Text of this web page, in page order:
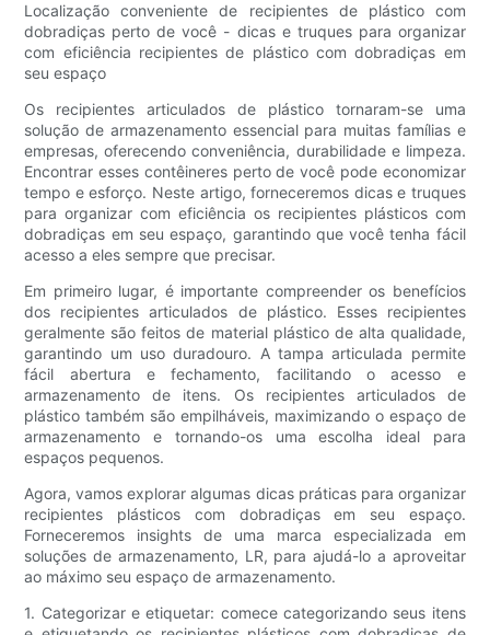
Localização conveniente de recipientes de plástico com
dobradiças perto de você - dicas e truques para organizar
com eficiência recipientes de plástico com dobradiças em
seu espaço
Os recipientes articulados de plástico tornaram-se uma
solução de armazenamento essencial para muitas famílias e
empresas, oferecendo conveniência, durabilidade e limpeza.
Encontrar esses contêineres perto de você pode economizar
tempo e esforço. Neste artigo, forneceremos dicas e truques
para organizar com eficiência os recipientes plásticos com
dobradiças em seu espaço, garantindo que você tenha fácil
acesso a eles sempre que precisar.
Em primeiro lugar, é importante compreender os benefícios
dos recipientes articulados de plástico. Esses recipientes
geralmente são feitos de material plástico de alta qualidade,
garantindo um uso duradouro. A tampa articulada permite
fácil abertura e fechamento, facilitando o acesso e
armazenamento de itens. Os recipientes articulados de
plástico também são empilháveis, maximizando o espaço de
armazenamento e tornando-os uma escolha ideal para
espaços pequenos.
Agora, vamos explorar algumas dicas práticas para organizar
recipientes plásticos com dobradiças em seu espaço.
Forneceremos insights de uma marca especializada em
soluções de armazenamento, LR, para ajudá-lo a aproveitar
ao máximo seu espaço de armazenamento.
1. Categorizar e etiquetar: comece categorizando seus itens